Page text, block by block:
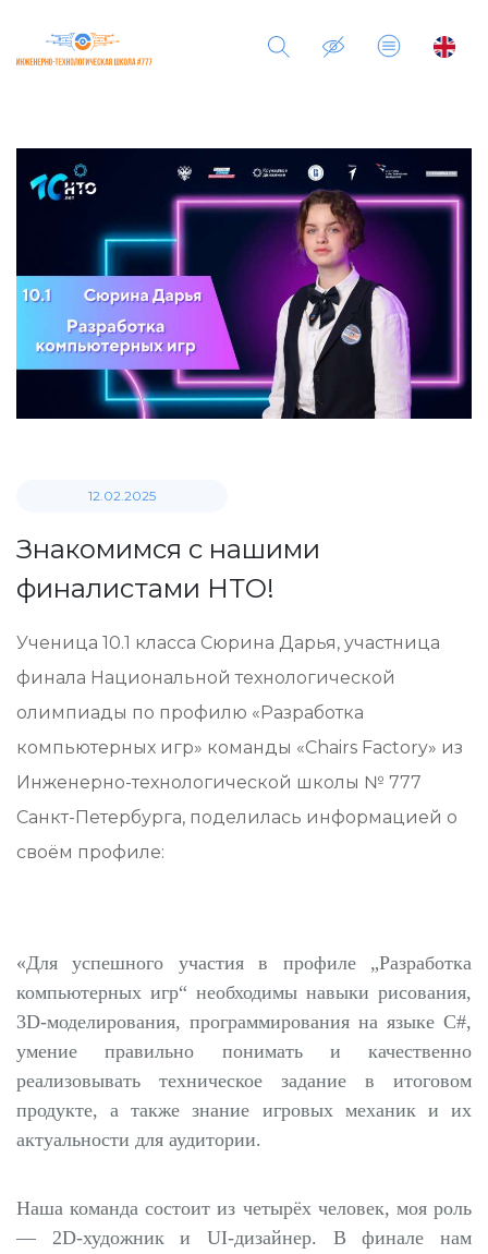
12.02.2025
Знакомимся с нашими
финалистами НТО!
Ученица 10.1 класса Сюрина Дарья, участница
финала Национальной технологической
олимпиады по профилю «Разработка
компьютерных игр» команды «Chairs Factory» из
Инженерно-технологической школы № 777
Санкт-Петербурга, поделилась информацией о
своём профиле:
«Для успешного участия в профиле „Разработка
компьютерных игр“ необходимы навыки рисования,
3D-моделирования, программирования на языке C#,
умение правильно понимать и качественно
реализовывать техническое задание в итоговом
продукте, а также знание игровых механик и их
актуальности для аудитории.
Наша команда состоит из четырёх человек, моя роль
— 2D-художник и UI-дизайнер. В финале нам